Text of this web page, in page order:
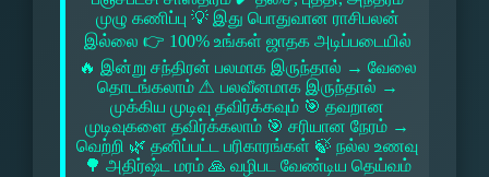
முழு கணிப்பு 💡 இது பொதுவான ராசிபலன்
இல்லை 👉 100% உங்கள் ஜாதக அடிப்படையில்
🔥 இன்று சந்திரன் பலமாக இருந்தால் → வேலை
தொடங்கலாம் ⚠ பலவீனமாக இருந்தால் →
முக்கிய முடிவு தவிர்க்கவும் 🎯 தவறான
முடிவுகளை தவிர்க்கலாம் 🎯 சரியான நேரம் →
வெற்றி 🌿 தனிப்பட்ட பரிகாரங்கள் 🍃 நல்ல உணவு
🌳 அதிர்ஷ்ட மரம் 🙏 வழிபட வேண்டிய தெய்வம்